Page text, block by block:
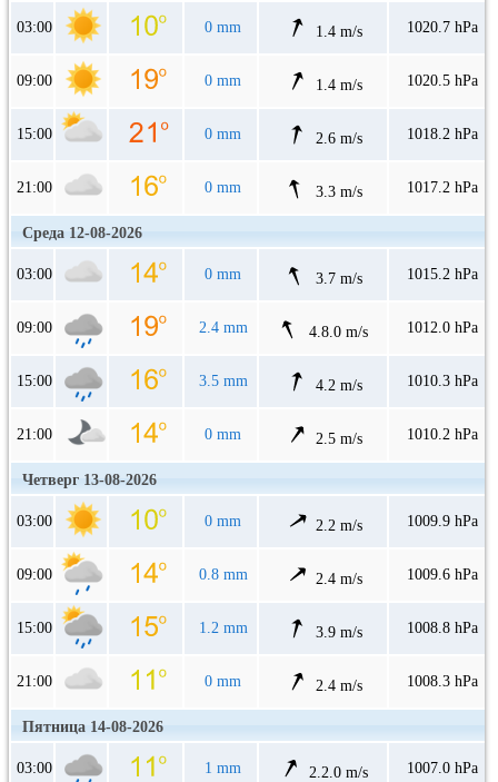
03:00 0 mm 1.4 m/s 1020.7 hPa
09:00 0 mm 1.4 m/s 1020.5 hPa
15:00 0 mm 2.6 m/s 1018.2 hPa
21:00 0 mm 3.3 m/s 1017.2 hPa
Среда 12-08-2026
03:00 0 mm 3.7 m/s 1015.2 hPa
09:00 2.4 mm 4.8.0 m/s 1012.0 hPa
15:00 3.5 mm 4.2 m/s 1010.3 hPa
21:00 0 mm 2.5 m/s 1010.2 hPa
Четверг 13-08-2026
03:00 0 mm 2.2 m/s 1009.9 hPa
09:00 0.8 mm 2.4 m/s 1009.6 hPa
15:00 1.2 mm 3.9 m/s 1008.8 hPa
21:00 0 mm 2.4 m/s 1008.3 hPa
Пятница 14-08-2026
03:00 1 mm 2.2.0 m/s 1007.0 hPa